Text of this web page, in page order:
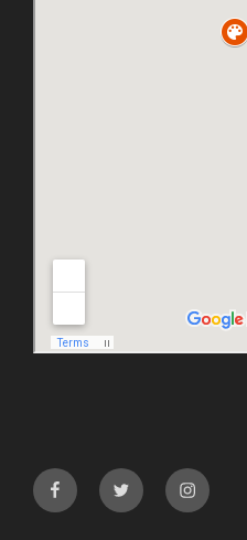
facebooktwitter instagram